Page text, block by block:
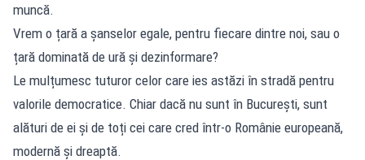
muncă.
Vrem o țară a șanselor egale, pentru fiecare dintre noi, sau o
țară dominată de ură și dezinformare?
Le mulțumesc tuturor celor care ies astăzi în stradă pentru
valorile democratice. Chiar dacă nu sunt în București, sunt
alături de ei și de toți cei care cred într-o Românie europeană,
modernă și dreaptă.